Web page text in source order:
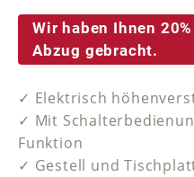
Wir haben Ihnen
Abzug gebracht.
✓ Elektrisch
✓ Mit
Funktion
✓ Gestell und